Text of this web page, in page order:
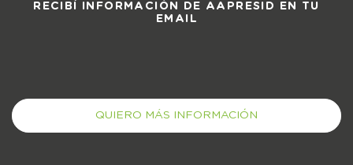
RECIBÍ INFORMACIÓN DE AAPRESID EN TU
EMAIL
QUIERO MÁS INFORMACIÓN